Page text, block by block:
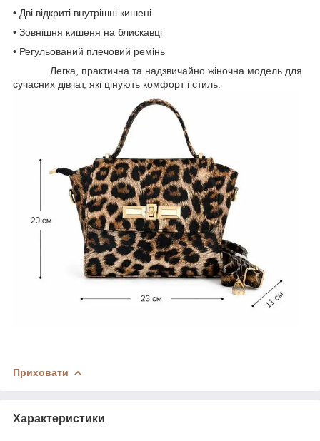
• Дві відкриті внутрішні кишені
• Зовнішня кишеня на блискавці
• Регульований плечовий ремінь
Легка, практична та надзвичайно жіночна модель для
сучасних дівчат, які цінують комфорт і стиль.
Приховати
Характеристики